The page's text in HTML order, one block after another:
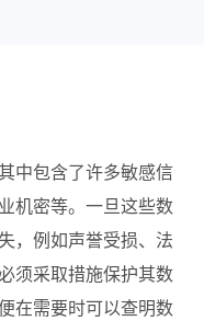
中包含了许多敏感信
机密等。一旦这些数
，例如声誉受损、法
须采取措施保护其数
在需要时可以查明数